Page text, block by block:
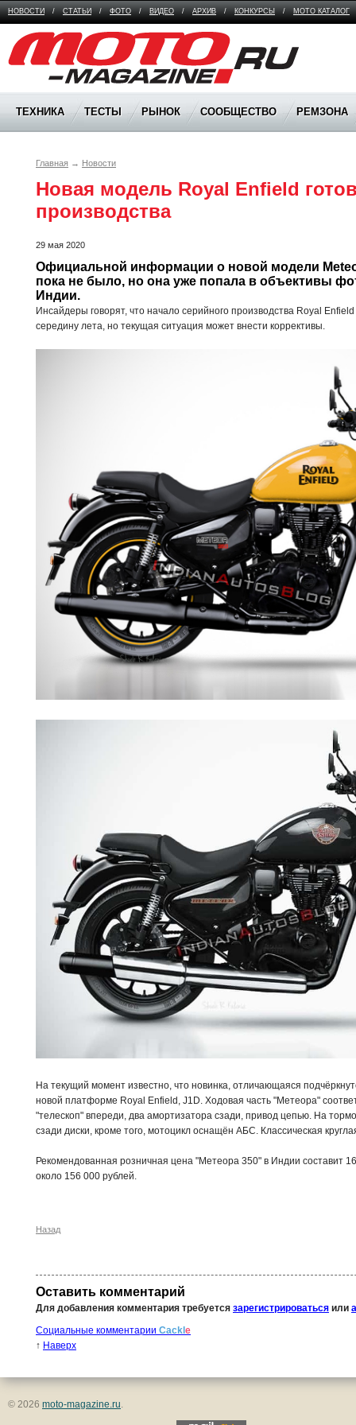
НОВОСТИ / СТАТЬИ / ФОТО / ВИДЕО / АРХИВ / КОНКУРСЫ / МОТО КАТАЛОГ
Moto Magazine
ТЕХНИКА ТЕСТЫ РЫНОК СООБЩЕСТВО РЕМЗОНА
Главная → Новости
Новая модель Royal Enfield
производства
29 мая 2020
Официальной информации о новой модели
пока не было, но она уже попала в объективы
Индии.
Инсайдеры говорят, что начало серийного производства Royal
середину лета, но текущая ситуация может внести коррективы.
На текущий момент известно, что новинка, отличающаяся
новой платформе Royal Enfield, J1D. Ходовая часть "Метеора"
"телескоп" впереди, два амортизатора сзади, привод цепью. На
сзади диски, кроме того, мотоцикл оснащён АБС. Классическая
Рекомендованная розничная цена "Метеора 350" в Индии составит
около 156 000 рублей.
Назад
Оставить комментарий
Для добавления комментария требуется зарегистрироваться или
Социальные комментарии Cackl e
↑ Наверх
© 2026 moto-magazine.ru.